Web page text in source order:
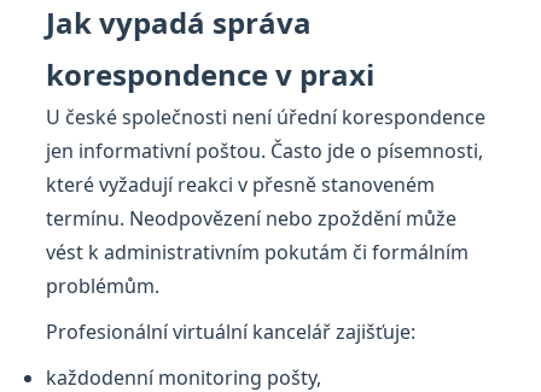
Jak vypadá správa
korespondence v praxi
U české společnosti není úřední korespondence
jen informativní poštou. Často jde o písemnosti,
které vyžadují reakci v přesně stanoveném
termínu. Neodpovězení nebo zpoždění může
vést k administrativním pokutám či formálním
problémům.
Profesionální virtuální kancelář zajišťuje:
každodenní monitoring pošty,